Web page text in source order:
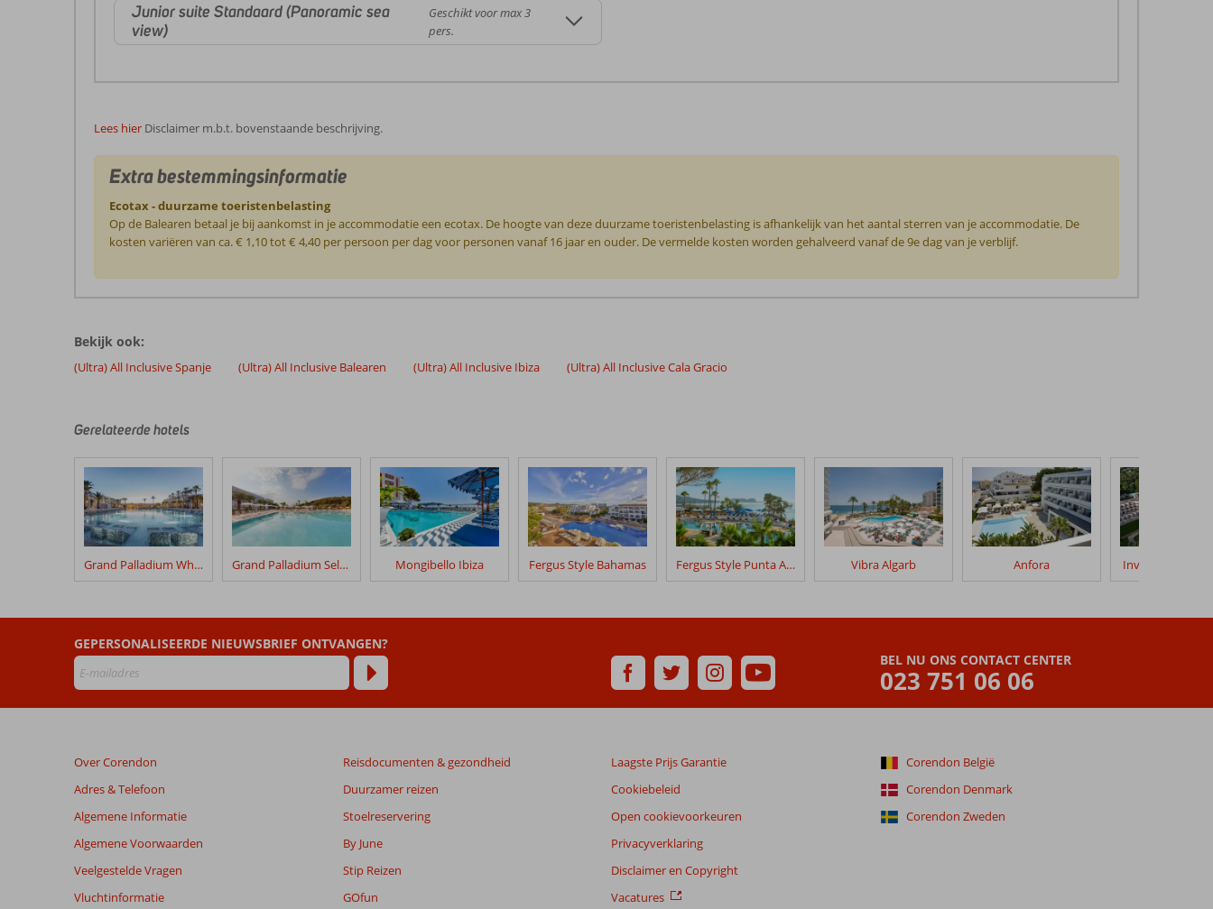
Junior suite Standaard (Panoramic sea
view)
Geschikt voor max 3
pers.
Lees hier Disclaimer m.b.t. bovenstaande beschrijving.
Extra bestemmingsinformatie
Ecotax - duurzame toeristenbelasting
Op de Balearen betaal je bij aankomst in je accommodatie een ecotax. De hoogte van deze duurzame toeristenbelasting is afhankelijk van het aantal sterren van je accommodatie. De
kosten variëren van ca. € 1,10 tot € 4,40 per persoon per dag voor personen vanaf 16 jaar en ouder. De vermelde kosten worden gehalveerd vanaf de 9e dag van je verblijf.
door
onze
klanten
hun
in
TRS
Ibiza
Hotel
Beoordelingen
die
zijn
dan
48
maanden
worden
niet
om
de
van
de
beoordelingen
te
Bekijk ook:
(Ultra) All Inclusive Spanje (Ultra) All Inclusive Balearen (Ultra) All Inclusive Ibiza (Ultra) All Inclusive Cala Gracio
Gerelateerde hotels
Grand Palladium White Island Resort & Spa Grand Palladium Select Palace Ibiza Mongibello Ibiza Fergus Style Bahamas Fergus Style Punta Arabi Vibra Algarb Anfora Invisa Figueral
BEL NU ONS CONTACT CENTER
023 751 06 06
GEPERSONALISEERDE NIEUWSBRIEF ONTVANGEN?
Over Corendon
Adres & Telefoon
Algemene Informatie
Algemene Voorwaarden
Veelgestelde Vragen
Vluchtinformatie
Reisdocumenten & gezondheid
Duurzamer reizen
Stoelreservering
By June
Stip Reizen
GOfun
Laagste Prijs Garantie
Cookiebeleid
Open cookievoorkeuren
Privacyverklaring
Disclaimer en Copyright
Vacatures
Corendon België
Corendon Denmark
Corendon Zweden